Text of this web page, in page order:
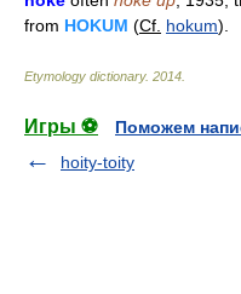
from HOKUM (Cf. hokum).
Etymology dictionary. 2014
Игры ⚽
Поможем
hoity-toity